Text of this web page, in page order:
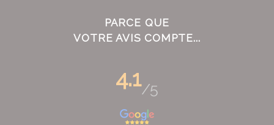
PARCE QUE
VOTRE AVIS COMPTE...
4.1/5